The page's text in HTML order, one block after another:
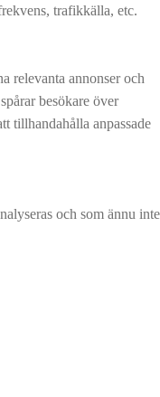
trafikkälla, etc.
relevanta annonser och
besökare över
tillhandahålla anpassade
och som ännu inte